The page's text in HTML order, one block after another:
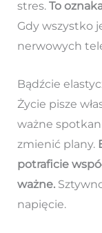
stres. To
Gdy wszystko
nerwowych
Bądźcie
Życie pisze
ważne
zmienić plany.
potraficie
ważne.
napięcie.